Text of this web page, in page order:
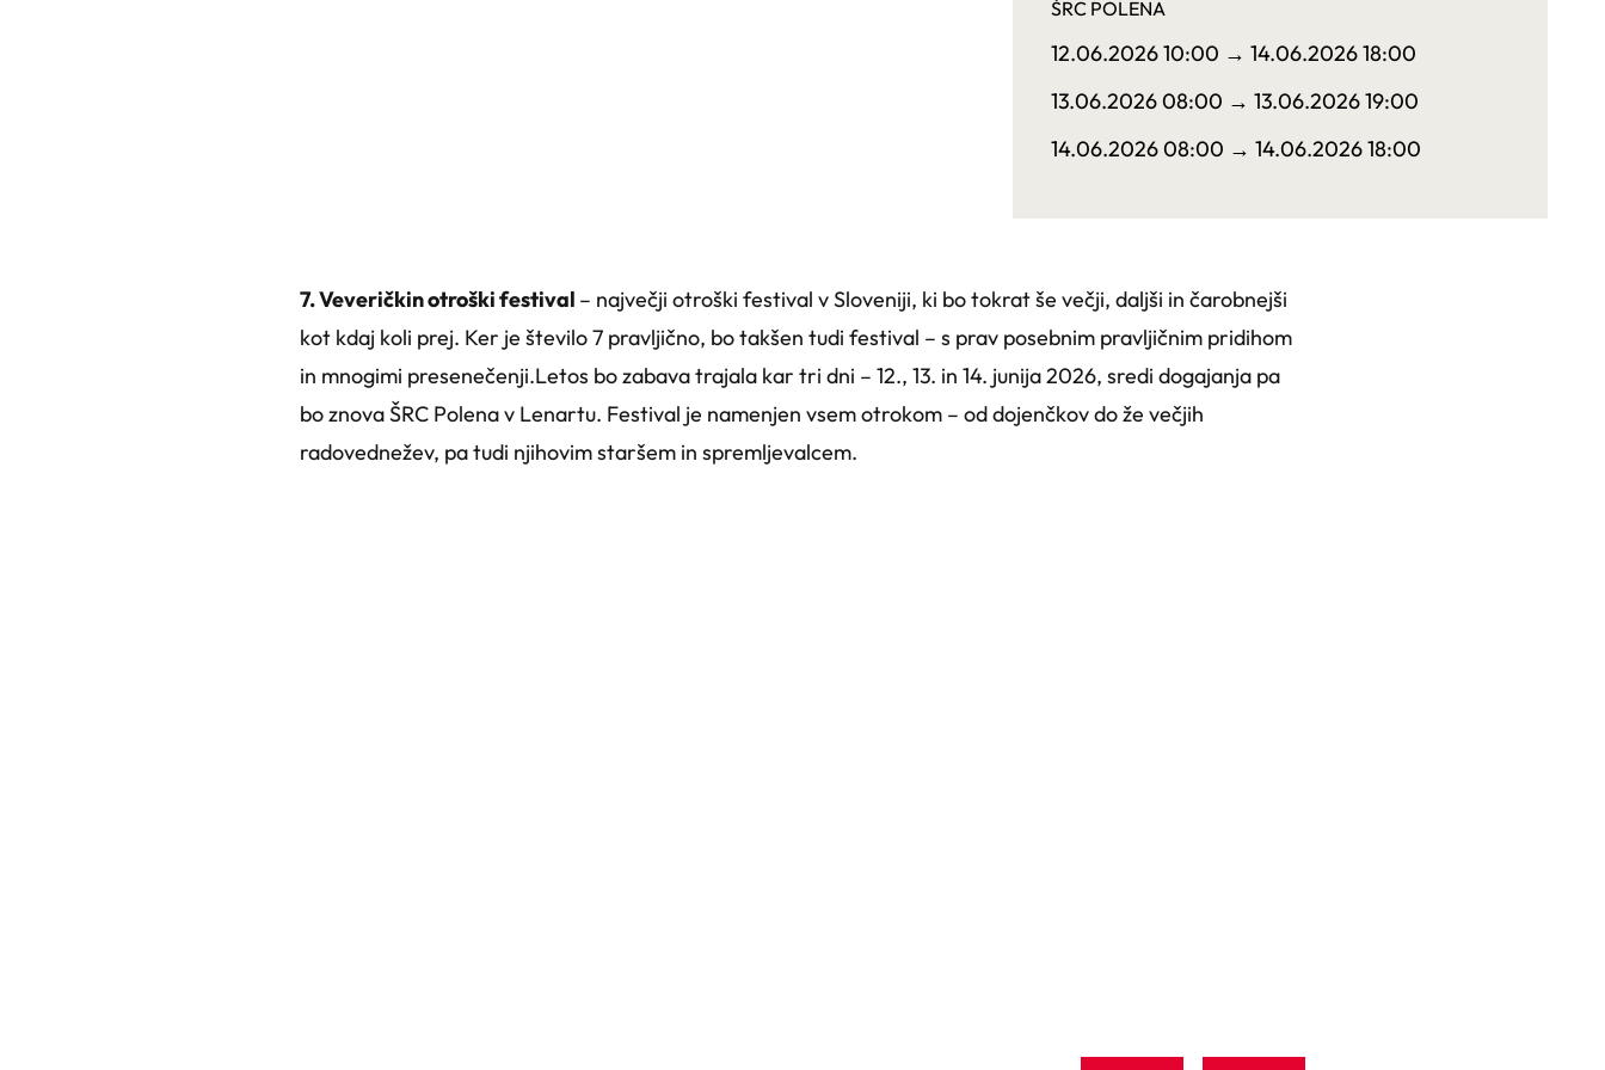
ŠRC POLENA
12.06.2026 10:00 → 14.06.2026 18:00
13.06.2026 08:00 → 13.06.2026 19:00
14.06.2026 08:00 → 14.06.2026 18:00
7. Veveričkin otroški festival – največji otroški festival v Sloveniji, ki bo tokrat še večji, daljši in čarobnejši
kot kdaj koli prej. Ker je število 7 pravljično, bo takšen tudi festival – s prav posebnim pravljičnim pridihom
in mnogimi presenečenji.Letos bo zabava trajala kar tri dni – 12., 13. in 14. junija 2026, sredi dogajanja pa
bo znova ŠRC Polena v Lenartu. Festival je namenjen vsem otrokom – od dojenčkov do že večjih
radovednežev, pa tudi njihovim staršem in spremljevalcem.